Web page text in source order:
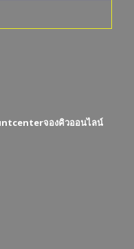
จองคิวออนไลน์